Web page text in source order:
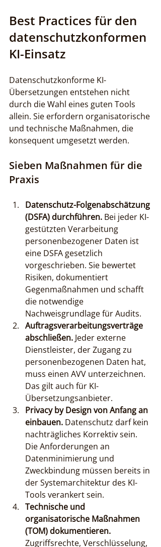
Best Practices für den
datenschutzkonformen
KI-Einsatz
Datenschutzkonforme KI-
Übersetzungen entstehen nicht
durch die Wahl eines guten Tools
allein. Sie erfordern organisatorische
und technische Maßnahmen, die
konsequent umgesetzt werden.
Sieben Maßnahmen für die
Praxis
Datenschutz-Folgenabschätzung
(DSFA) durchführen. Bei jeder KI-
gestützten Verarbeitung
personenbezogener Daten ist
eine DSFA gesetzlich
vorgeschrieben. Sie bewertet
Risiken, dokumentiert
Gegenmaßnahmen und schafft
die notwendige
Nachweisgrundlage für Audits.
Auftragsverarbeitungsverträge
abschließen. Jeder externe
Dienstleister, der Zugang zu
personenbezogenen Daten hat,
muss einen AVV unterzeichnen.
Das gilt auch für KI-
Übersetzungsanbieter.
Privacy by Design von Anfang an
einbauen. Datenschutz darf kein
nachträgliches Korrektiv sein.
Die Anforderungen an
Datenminimierung und
Zweckbindung müssen bereits in
der Systemarchitektur des KI-
Tools verankert sein.
Technische und
organisatorische Maßnahmen
(TOM) dokumentieren.
Zugriffsrechte, Verschlüsselung,